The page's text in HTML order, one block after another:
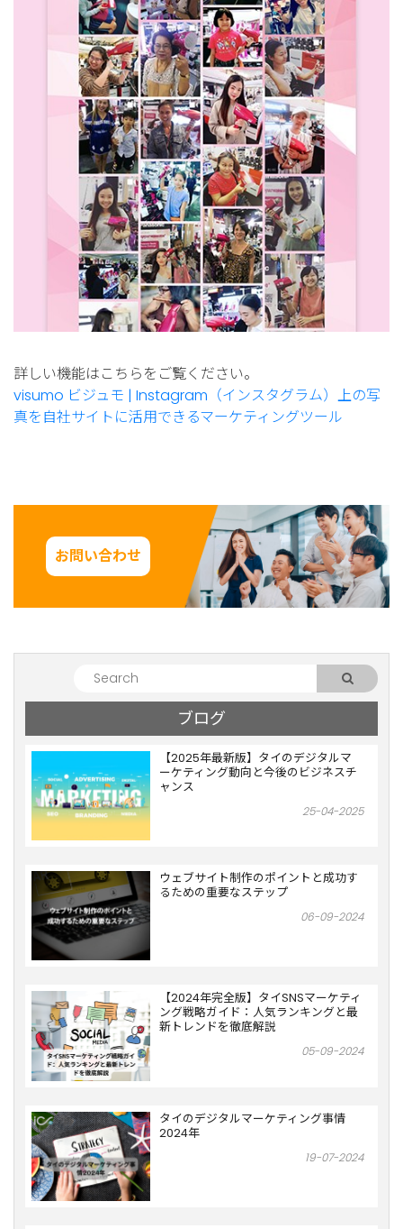
詳しい機能はこちらをご覧ください。
visumo ビジュモ | Instagram（インスタグラム）上の写
真を自社サイトに活用できるマーケティングツール
お問い合わせ
ブログ
【2025年最新版】タイのデジタルマ
ーケティング動向と今後のビジネスチ
ャンス
25-04-2025
ウェブサイト制作のポイントと成功す
るための重要なステップ
06-09-2024
【2024年完全版】タイSNSマーケティ
ング戦略ガイド：人気ランキングと最
新トレンドを徹底解説
05-09-2024
タイのデジタルマーケティング事情
2024年
19-07-2024